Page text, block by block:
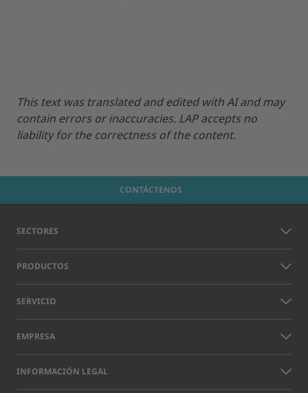
This text was translated and edited with AI and may
contain errors or inaccuracies. LAP accepts no
liability for the correctness of the content.
CONTÁCTENOS
SECTORES
PRODUCTOS
SERVICIO
EMPRESA
INFORMACIÓN LEGAL